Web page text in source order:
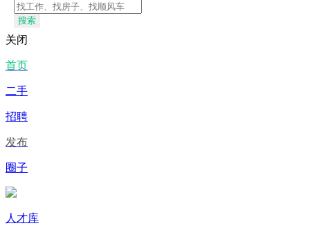
搜索
关闭
首页
二手
招聘
发布
圈子
人才库